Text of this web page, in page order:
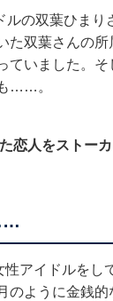
の双葉ひまり
た双葉さんの
ていました。
……。
恋人をストーカ
アイドルをし
のように金銭